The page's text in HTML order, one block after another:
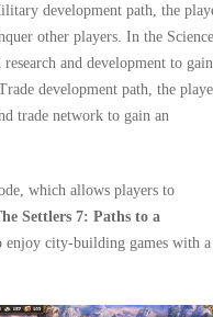
development path, the
other players. In the Science
and development to gain
development path, the
trade network to gain an
which allows players to
Settlers 7: Paths to a
enjoy city-building games with a